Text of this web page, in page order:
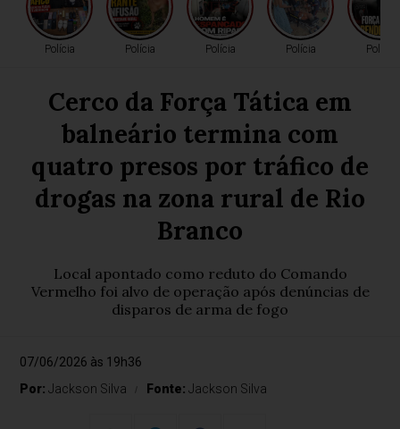
Polícia Polícia Polícia Polícia Polícia
Cerco da Força Tática em
balneário termina com
quatro presos por tráfico de
drogas na zona rural de Rio
Branco
Local apontado como reduto do Comando
Vermelho foi alvo de operação após denúncias de
disparos de arma de fogo
07/06/2026 às 19h36
Por:Jackson Silva Fonte:Jackson Silva